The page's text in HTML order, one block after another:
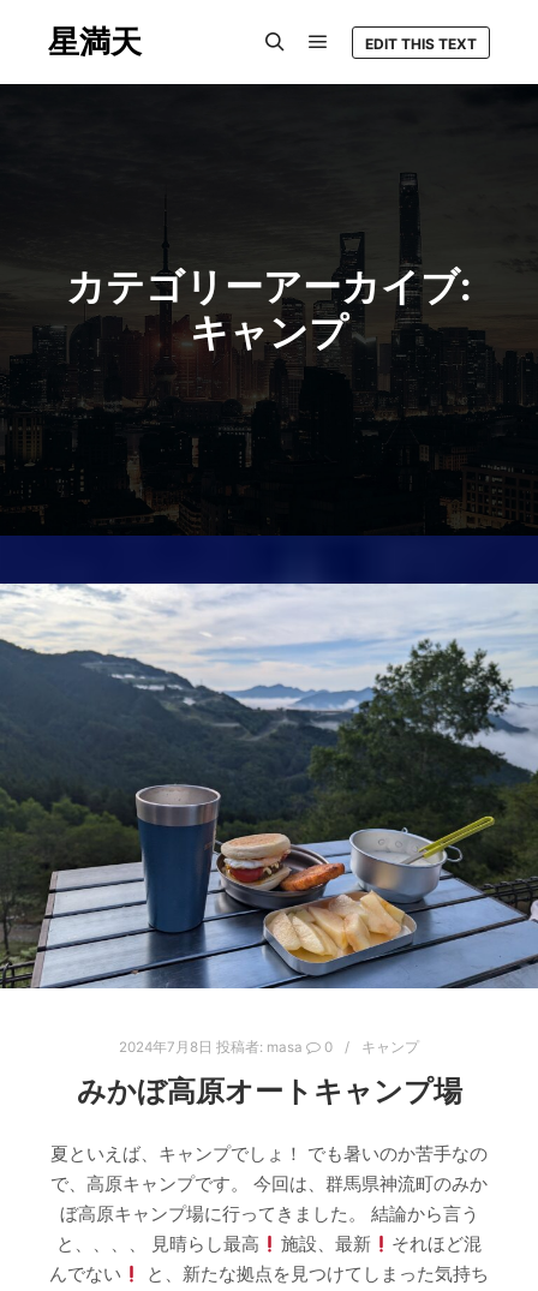
星満天 EDIT THIS TEXT
カテゴリーアーカイブ:
キャンプ
2024年7月8日 投稿者: masa 0 キャンプ
みかぼ高原オートキャンプ場
夏といえば、キャンプでしょ！ でも暑いのか苦手なの
で、高原キャンプです。 今回は、群馬県神流町のみか
ぼ高原キャンプ場に行ってきました。 結論から言う
と、、、、 見晴らし最高
施設、最新
それほど混
んでない
と、新たな拠点を見つけてしまった気持ち